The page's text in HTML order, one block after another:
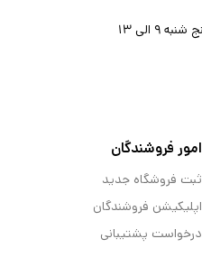
امور فروشندگان
ثبت فروشگاه جدید
اپلیکیشن فروشندگان
درخواست پشتیبانی